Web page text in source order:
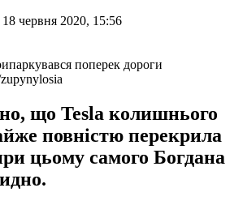
червня 2020, 15:56
що Tesla колишнього
повністю перекрила
цьому самого Богдана